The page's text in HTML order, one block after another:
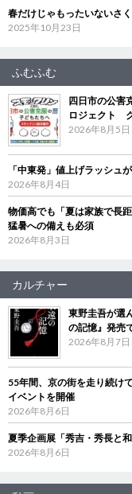
春だけじゃもったいないさ
2025年10月23日
ふむふむ
四日市の公害
ロジェクト
2026年8月5日
「中東発」値上げラッシ
2026年8月4日
物価高でも「夏は家族で長
猛暑への備えも必須
2026年8月3日
カルチャー
東野圭吾が選
の記憶』発売
2026年8月7日
55年間、京の街を走り続け
イベントを開催
2026年8月6日
夏季企画展「秀吉・秀長と
2026年8月6日